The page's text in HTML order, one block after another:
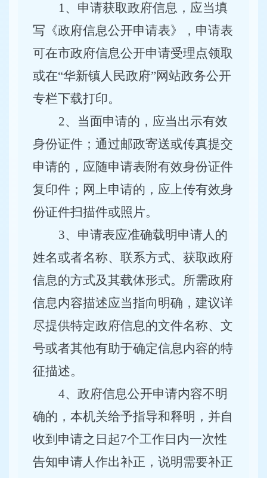
1、申请获取政府信息，应当填
写《政府信息公开申请表》，申请表
可在市政府信息公开申请受理点领取
或在“华新镇人民政府”网站政务公开
专栏下载打印。
2、当面申请的，应当出示有效
身份证件；通过邮政寄送或传真提交
申请的，应随申请表附有效身份证件
复印件；网上申请的，应上传有效身
份证件扫描件或照片。
3、申请表应准确载明申请人的
姓名或者名称、联系方式、获取政府
信息的方式及其载体形式。所需政府
信息内容描述应当指向明确，建议详
尽提供特定政府信息的文件名称、文
号或者其他有助于确定信息内容的特
征描述。
4、政府信息公开申请内容不明
确的，本机关给予指导和释明，并自
收到申请之日起7个工作日内一次性
告知申请人作出补正，说明需要补正